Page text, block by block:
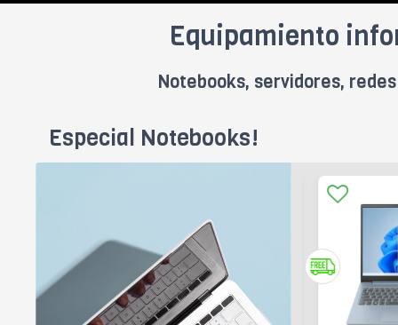
Equipamiento
Notebooks, servidores,
Especial Notebooks!